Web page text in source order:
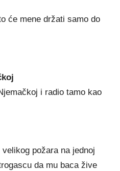
će mene držati samo do
i radio tamo kao
požara na jednoj
da mu baca žive